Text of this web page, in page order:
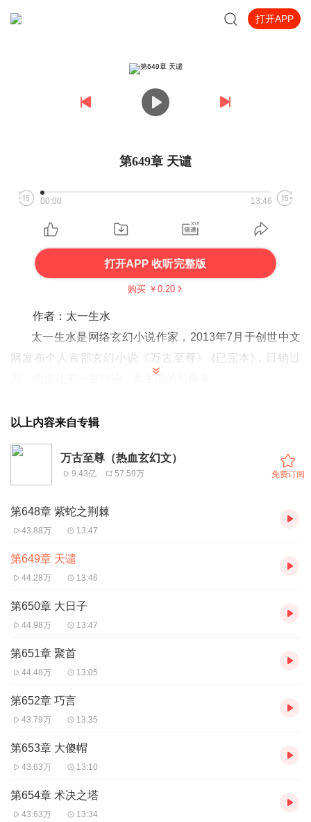
打开APP
第649章 天谴
00:00 13:46
打开APP 收听完整版
购买 ￥ 0.20
作者：太一生水
太一生水是网络玄幻小说作家， 2013年7月于创世中文
网发布个人首部玄幻小说《万古至尊》
(已完本) ，日销过
男主李云霄，
长孙，炎武城城主，拥有圣器界神碑及诸多九阶玄器，天命
加身。性格放荡不羁，重情重义。帮助天水国王子秦月取得
王位赐封为炎武城城主。须弥山崩塌之后，因圣域干预炎武
城之事而名传四域。在红月城招亲时因与闰祥一战而名闻天
下，被红月城城主姜楚然誉为“后起之秀第一人”。红月城大
中突破十方神境，成为“十万年来第一人”。后在炎武城成立
对决中，将剑殇斩红、冷剑冰霜、含光剑三剑合而为一，融
入超玄空间，并在机缘巧合之下重组摩诃古字，斩断法则之
链，炼制出超越天圣器的存在——谁主沉浮！现天武盟盟
主，术道修为已达术神之境，肉身境界圣体境。界神碑欲炼
界神碑，修为达到百劫界王境。率领天武界在炎武城与新一
败六翅。之后听摩诃古神之言达到千界之主便可到混沌大宇
宙，参加天道果会。最后参透旧魔界界纹章，修为达到千界
之主，通过星宇盘离开了天武界。
以上内容来自专辑
万古至尊（热血玄幻文）
9.43亿 57.59万 免费订阅
第648章 紫蛇之荆棘
43.88万 13:47
第649章 天谴
44.28万 13:46
第650章 大日子
44.98万 13:47
第651章 聚首
44.48万 13:05
第652章 巧言
43.79万 13:35
第653章 大傻帽
43.63万 13:10
第654章 术决之塔
43.63万 13:34